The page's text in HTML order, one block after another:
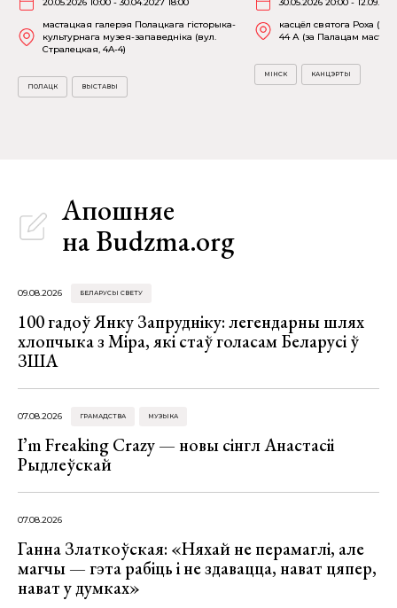
мастацкая галерэя Полацкага гісторыка-
культурнага музея-запаведніка (вул.
Стралецкая, 4A-4)
ПОЛАЦК ВЫСТАВЫ
касцёл святога Роха
44 А (за Палацам
МІНСК КАНЦЭРТЫ
Апошняе
на Budzma.org
09.08.2026 БЕЛАРУСЫ СВЕТУ
100 гадоў Янку Запрудніку: легендарны шлях
хлопчыка з Міра, які стаў голасам Беларусі ў
ЗША
07.08.2026 ГРАМАДСТВА МУЗЫКА
I’m Freaking Crazy — новы сінгл Анастасіі
Рыдлеўскай
07.08.2026
Ганна Златкоўская: «Няхай не перамаглі, але
магчы — гэта рабіць і не здавацца, нават цяпер,
нават у думках»